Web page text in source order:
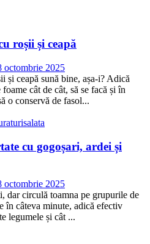
roșii și ceapă
octombrie 2025
și ceapă sună bine, așa-i? Adică
cât de cât, să se facă și în
o conservă de fasol...
salata
cu gogoșari, ardei și
octombrie 2025
dar circulă toamna pe grupurile de
în câteva minute, adică efectiv
legumele și cât ...